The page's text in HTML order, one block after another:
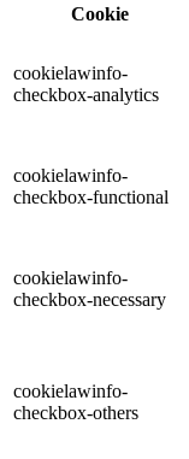
Cookie
cookielawinfo-
checkbox-analytics
cookielawinfo-
checkbox-functional
cookielawinfo-
checkbox-necessary
cookielawinfo-
checkbox-others